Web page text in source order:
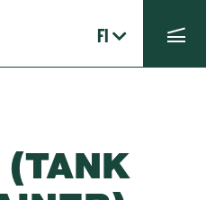
FI
(TANK